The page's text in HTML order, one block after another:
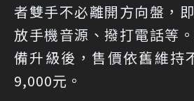
者雙手不必離開方向盤，
放手機音源、撥打電話等
備升級後，售價依舊維持
9,000元。